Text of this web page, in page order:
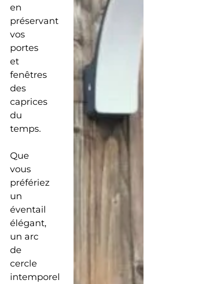
en
préservant
vos
portes
et
fenêtres
des
caprices
du
temps.
Que
vous
préfériez
un
éventail
élégant,
un arc
de
cercle
intemporel